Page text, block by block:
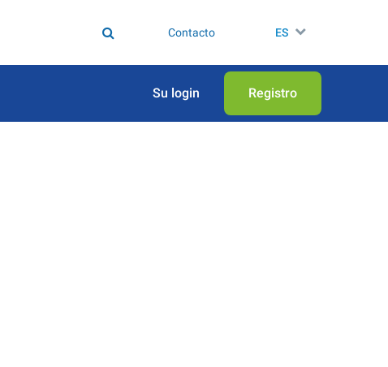
Contacto ES
Su login Registro